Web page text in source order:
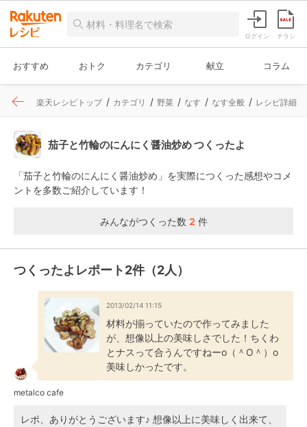
ログイン チラシ
おすすめ おトク カテゴリ 献立 コラム
楽天レシピトップ カテゴリ 野菜 なす なす全般 レシピ詳細
茄子と竹輪のにんにく醤油炒め つくったよ
「茄子と竹輪のにんにく醤油炒め」を実際につくった感想やコメ
ントを多数ご紹介しています！
みんながつくった数 2 件
つくったよレポート2件（2人）
2013/02/14 11:15
材料が揃っていたので作ってみました
が、想像以上の美味しさでした！ちくわ
とナスって合うんですねーo（＾O＾）o
美味しかったです。
metalco cafe
レポ、ありがとうございます♪ 想像以上に美味しく出来て、